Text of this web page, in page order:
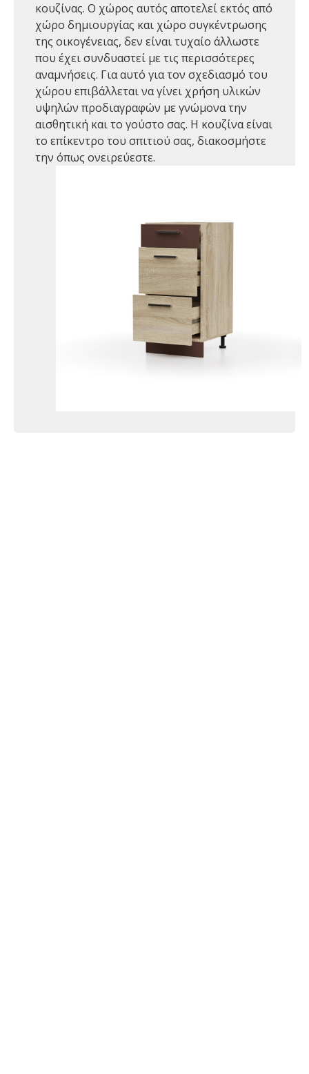
κουζίνας. Ο χώρος αυτός αποτελεί εκτός από
χώρο δημιουργίας και χώρο συγκέντρωσης
της οικογένειας, δεν είναι τυχαίο άλλωστε
που έχει συνδυαστεί με τις περισσότερες
αναμνήσεις. Για αυτό για τον σχεδιασμό του
χώρου επιβάλλεται να γίνει χρήση υλικών
υψηλών προδιαγραφών με γνώμονα την
αισθητική και το γούστο σας. Η κουζίνα είναι
το επίκεντρο του σπιτιού σας, διακοσμήστε
την όπως ονειρεύεστε.